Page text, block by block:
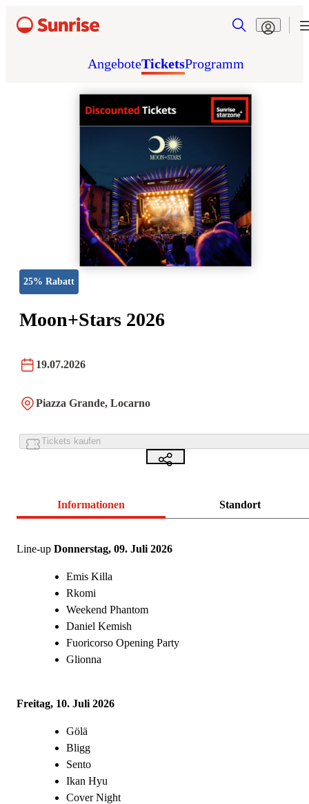
AngeboteTicketsProgramm
25% Rabatt
Moon+Stars 2026
19.07.2026
Piazza Grande, Locarno
Tickets kaufen
Informationen Standort
Line-up Donnerstag, 09. Juli 2026
Emis Killa
Rkomi
Weekend Phantom
Daniel Kemish
Fuoricorso Opening Party
Glionna
Freitag, 10. Juli 2026
Gölä
Bligg
Sento
Ikan Hyu
Cover Night